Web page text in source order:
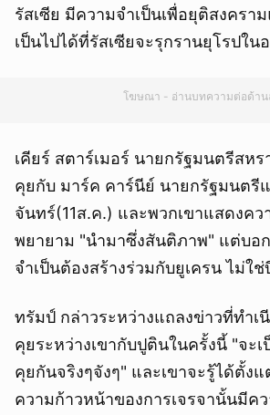
รัสเซีย มีความจำเป็นเพื่อยุติสงครา
เป็นไปได้ที่รัสเซียจะรุกรานยุโรปใน
โฆษณา - อ่านบทความต่อด้าน
เคียร์ สตาร์เมอร์ นายกรัฐมนตรีสห
คุยกับ มาร์ค คาร์นีย์ นายกรัฐมนตรี
จันทร์(11ส.ค.) และพวกเขาแสดงค
พยายาม "นำมาซึ่งสันติภาพ" แต่บอ
จำเป็นต้องสร้างร่วมกับยูเครน ไม่ใ
ทรัมป์ กล่าวระหว่างแถลงข่าวที่ทำเ
คุยระหว่างเขากับปูตินในครั้งนี้ "จะ
คุยกันจริงๆจังๆ" และเขาจะรู้ได้ตั้ง
ความก้าวหน้าของการเจรจานั้นมีค